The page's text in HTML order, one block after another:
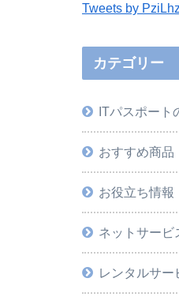
Tweets by
カテゴリー
ITパスポート
おすすめ商品
お役立ち情報
ネットサービ
レンタルサー